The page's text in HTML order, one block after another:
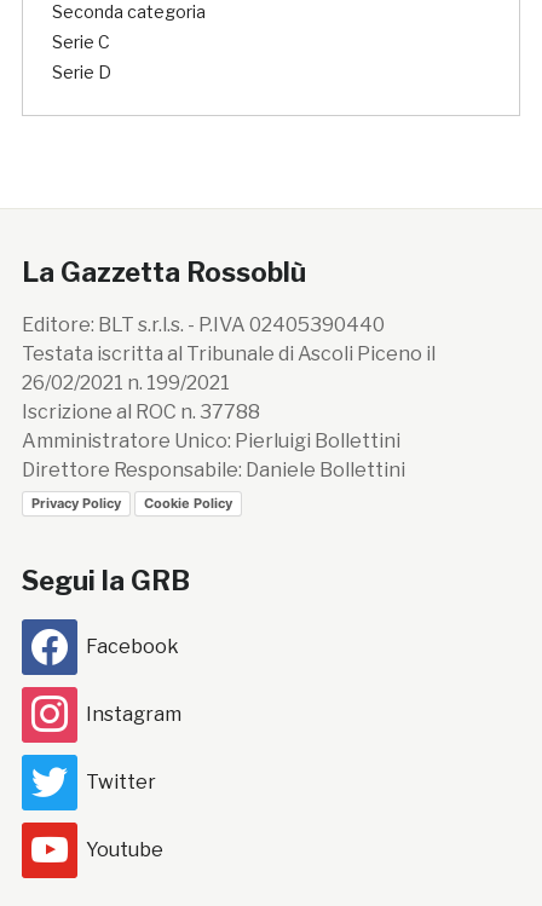
Seconda categoria
Serie C
Serie D
La Gazzetta Rossoblù
Editore: BLT s.r.l.s. - P.IVA 02405390440
Testata iscritta al Tribunale di Ascoli Piceno il
26/02/2021 n. 199/2021
Iscrizione al ROC n. 37788
Amministratore Unico: Pierluigi Bollettini
Direttore Responsabile: Daniele Bollettini
Privacy Policy Cookie Policy
Segui la GRB
Facebook
Instagram
Twitter
Youtube